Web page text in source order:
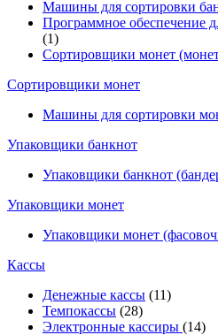
Машины для сортировки
Программное обеспечение
(1)
Сортировщики монет
Сортировщики монет
Машины для сортировки
Упаковщики банкнот
Упаковщики банкнот
Упаковщики монет
Упаковщики монет
Кассы
Денежные кассы (11)
Темпокассы (28)
Электронные кассиры (14)